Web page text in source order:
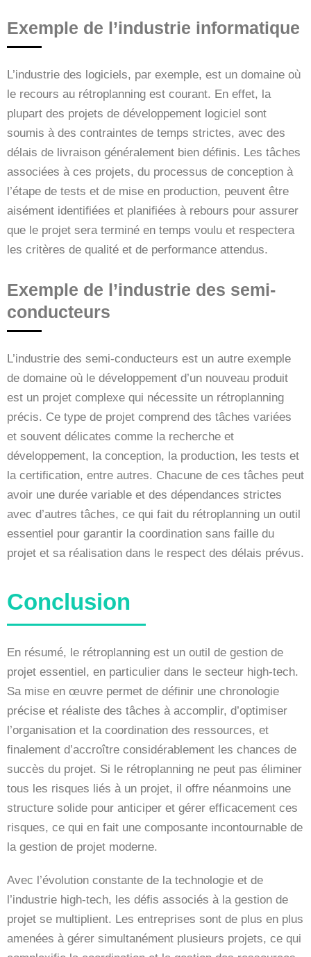
Exemple de l’industrie informatique
L’industrie des logiciels, par exemple, est un domaine où
le recours au rétroplanning est courant. En effet, la
plupart des projets de développement logiciel sont
soumis à des contraintes de temps strictes, avec des
délais de livraison généralement bien définis. Les tâches
associées à ces projets, du processus de conception à
l’étape de tests et de mise en production, peuvent être
aisément identifiées et planifiées à rebours pour assurer
que le projet sera terminé en temps voulu et respectera
les critères de qualité et de performance attendus.
Exemple de l’industrie des semi-
conducteurs
L’industrie des semi-conducteurs est un autre exemple
de domaine où le développement d’un nouveau produit
est un projet complexe qui nécessite un rétroplanning
précis. Ce type de projet comprend des tâches variées
et souvent délicates comme la recherche et
développement, la conception, la production, les tests et
la certification, entre autres. Chacune de ces tâches peut
avoir une durée variable et des dépendances strictes
avec d’autres tâches, ce qui fait du rétroplanning un outil
essentiel pour garantir la coordination sans faille du
projet et sa réalisation dans le respect des délais prévus.
Conclusion
En résumé, le rétroplanning est un outil de gestion de
projet essentiel, en particulier dans le secteur high-tech.
Sa mise en œuvre permet de définir une chronologie
précise et réaliste des tâches à accomplir, d’optimiser
l’organisation et la coordination des ressources, et
finalement d’accroître considérablement les chances de
succès du projet. Si le rétroplanning ne peut pas éliminer
tous les risques liés à un projet, il offre néanmoins une
structure solide pour anticiper et gérer efficacement ces
risques, ce qui en fait une composante incontournable de
la gestion de projet moderne.
Avec l’évolution constante de la technologie et de
l’industrie high-tech, les défis associés à la gestion de
projet se multiplient. Les entreprises sont de plus en plus
amenées à gérer simultanément plusieurs projets, ce qui